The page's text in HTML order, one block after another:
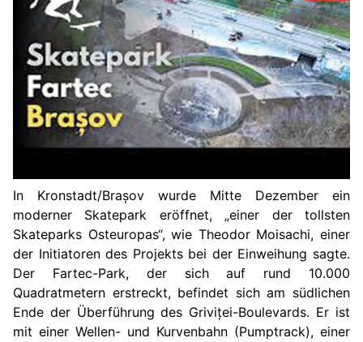
In Kronstadt/Brașov wurde Mitte Dezember ein
moderner Skatepark eröffnet, „einer der tollsten
Skateparks Osteuropas“, wie Theodor Moisachi, einer
der Initiatoren des Projekts bei der Einweihung sagte.
Der Fartec-Park, der sich auf rund 10.000
Quadratmetern erstreckt, befindet sich am südlichen
Ende der Überführung des Griviței-Boulevards. Er ist
mit einer Wellen- und Kurvenbahn (Pumptrack), einer